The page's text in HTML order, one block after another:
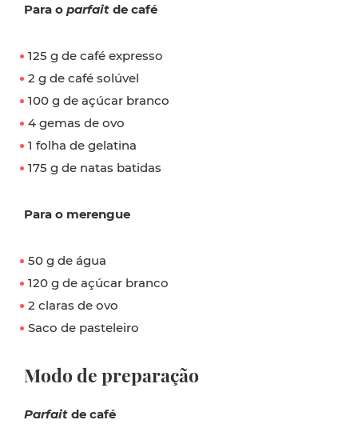
Para o parfait de café
125 g de café expresso
2 g de café solúvel
100 g de açúcar branco
4 gemas de ovo
1 folha de gelatina
175 g de natas batidas
Para o merengue
50 g de água
120 g de açúcar branco
2 claras de ovo
Saco de pasteleiro
Modo de preparação
Parfait de café